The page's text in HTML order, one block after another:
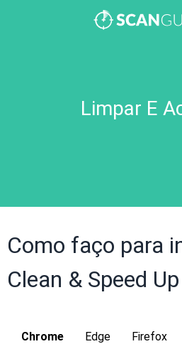
Limpar E
Como faço para
Clean & Speed Up
Chrome Edge Firefox